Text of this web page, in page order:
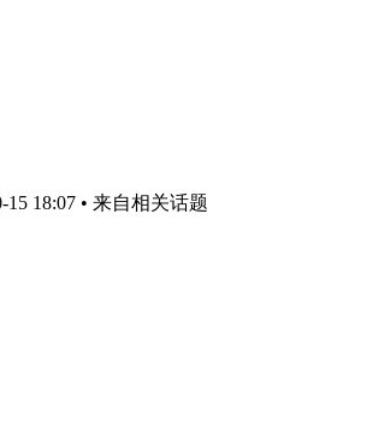
15 18:07 • 来自相关话题